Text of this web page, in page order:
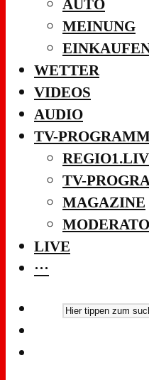
AUTO
MEINUNG
WETTER
VIDEOS
AUDIO
TV-
TV-
MAGAZINE
LIVE
···